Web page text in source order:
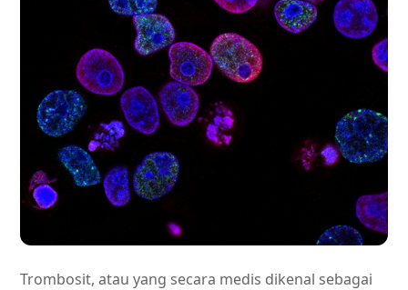
Trombosit, atau yang secara medis dikenal sebagai